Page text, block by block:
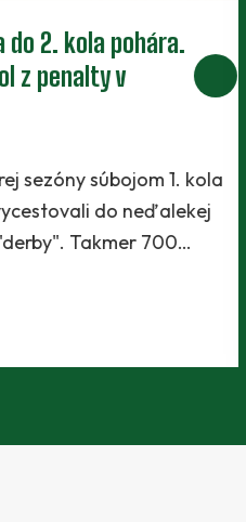
2. kola pohára.
z penalty v
sezóny súbojom 1. kola
do neďalekej
Takmer 700…